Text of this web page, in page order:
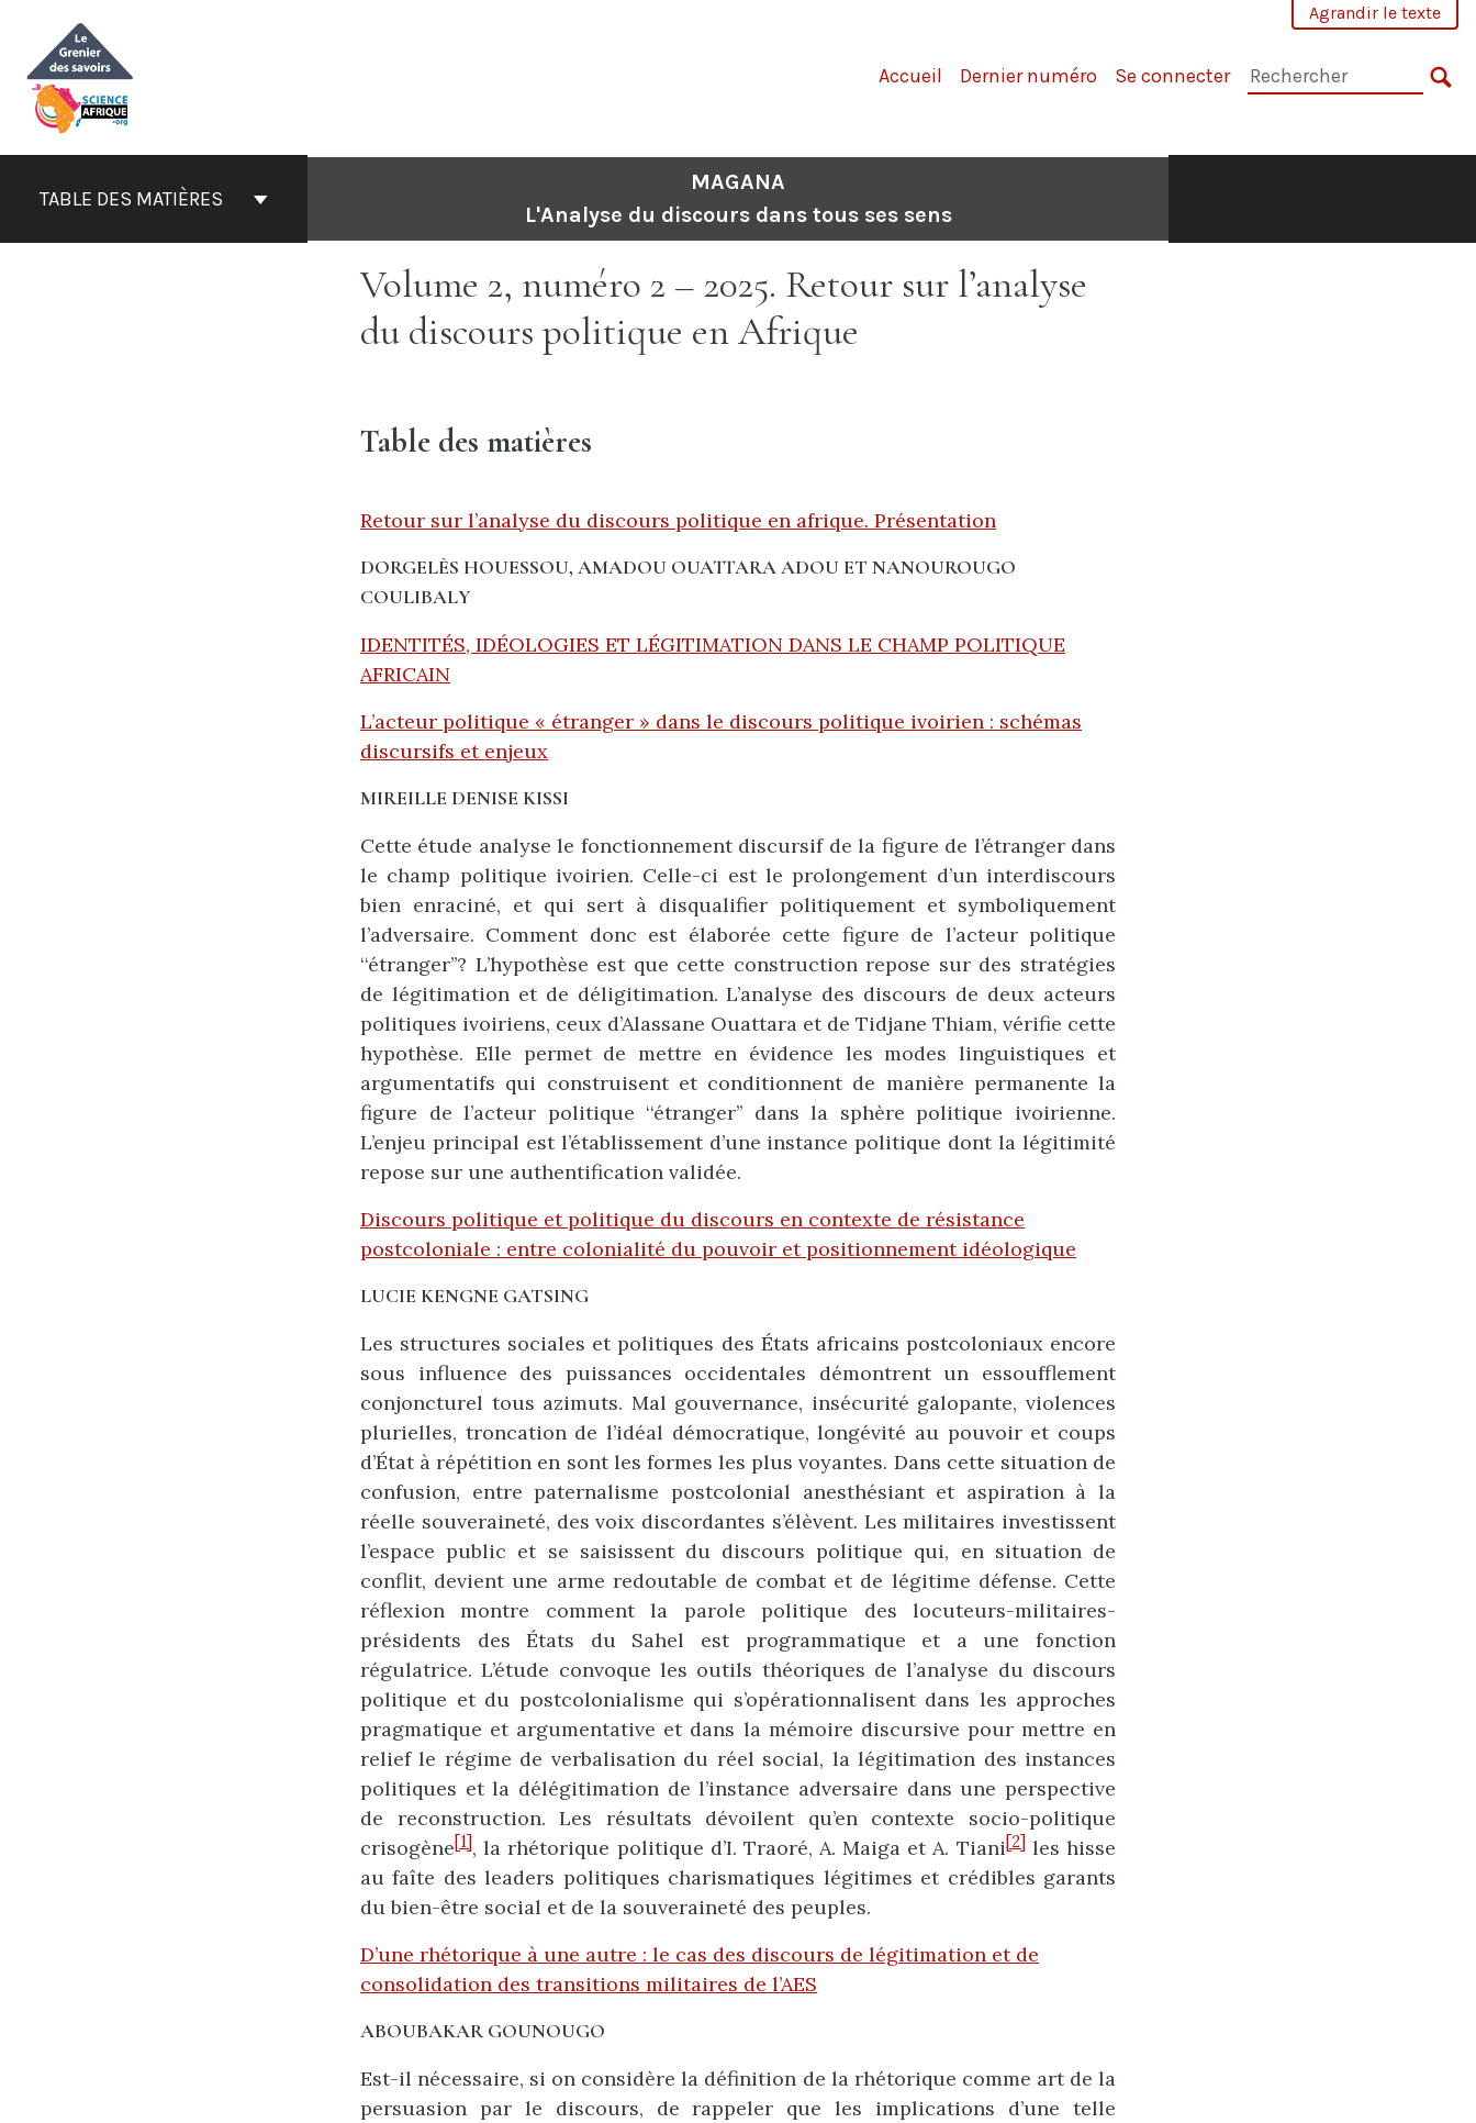
contenu
Agrandir le texte
Accueil Dernier numéro Se connecter
Rechercher
revue
TABLE DES MATIÈRES
MAGANA
L'Analyse du discours dans tous ses sens
Volume 2, numéro 2 – 2025. Retour sur l’analyse
du discours politique en Afrique
Table des matières
Retour sur l’analyse du discours politique en afrique. Présentation
DORGELÈS HOUESSOU, AMADOU OUATTARA ADOU ET NANOUROUGO
COULIBALY
IDENTITÉS, IDÉOLOGIES ET LÉGITIMATION DANS LE CHAMP POLITIQUE
AFRICAIN
L’acteur politique « étranger » dans le discours politique ivoirien : schémas
discursifs et enjeux
MIREILLE DENISE KISSI
Cette étude analyse le fonctionnement discursif de la figure de l’étranger dans
le champ politique ivoirien. Celle-ci est le prolongement d’un interdiscours
bien enraciné, et qui sert à disqualifier politiquement et symboliquement
l’adversaire. Comment donc est élaborée cette figure de l’acteur politique
‘‘étranger’’? L’hypothèse est que cette construction repose sur des stratégies
de légitimation et de déligitimation. L’analyse des discours de deux acteurs
politiques ivoiriens, ceux d’Alassane Ouattara et de Tidjane Thiam, vérifie cette
hypothèse. Elle permet de mettre en évidence les modes linguistiques et
argumentatifs qui construisent et conditionnent de manière permanente la
figure de l’acteur politique ‘‘étranger’’ dans la sphère politique ivoirienne.
L’enjeu principal est l’établissement d’une instance politique dont la légitimité
repose sur une authentification validée.
Discours politique et politique du discours en contexte de résistance
postcoloniale : entre colonialité du pouvoir et positionnement idéologique
LUCIE KENGNE GATSING
Les structures sociales et politiques des États africains postcoloniaux encore
sous influence des puissances occidentales démontrent un essoufflement
conjoncturel tous azimuts. Mal gouvernance, insécurité galopante, violences
plurielles, troncation de l’idéal démocratique, longévité au pouvoir et coups
d’État à répétition en sont les formes les plus voyantes. Dans cette situation de
confusion, entre paternalisme postcolonial anesthésiant et aspiration à la
réelle souveraineté, des voix discordantes s’élèvent. Les militaires investissent
l’espace public et se saisissent du discours politique qui, en situation de
conflit, devient une arme redoutable de combat et de légitime défense. Cette
réflexion montre comment la parole politique des locuteurs-militaires-
présidents des États du Sahel est programmatique et a une fonction
régulatrice. L’étude convoque les outils théoriques de l’analyse du discours
politique et du postcolonialisme qui s’opérationnalisent dans les approches
pragmatique et argumentative et dans la mémoire discursive pour mettre en
relief le régime de verbalisation du réel social, la légitimation des instances
politiques et la délégitimation de l’instance adversaire dans une perspective
de reconstruction. Les résultats dévoilent qu’en contexte socio-politique
crisogène[1], la rhétorique politique d’I. Traoré, A. Maiga et A. Tiani[2]les hisse
au faîte des leaders politiques charismatiques légitimes et crédibles garants
du bien-être social et de la souveraineté des peuples.
D’une rhétorique à une autre : le cas des discours de légitimation et de
consolidation des transitions militaires de l’AES
ABOUBAKAR GOUNOUGO
Est-il nécessaire, si on considère la définition de la rhétorique comme art de la
persuasion par le discours, de rappeler que les implications d’une telle